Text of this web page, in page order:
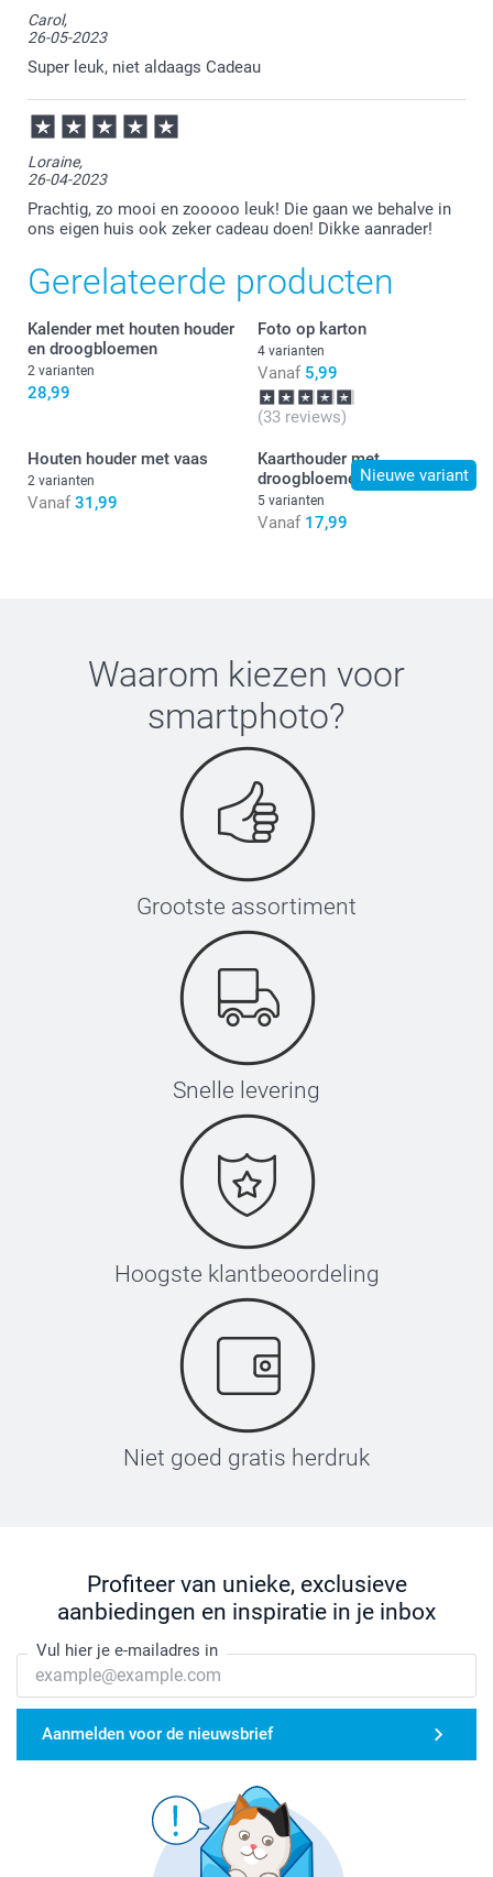
Carol,
26-05-2023
Super leuk, niet aldaags Cadeau
Loraine,
26-04-2023
Prachtig, zo mooi en zooooo leuk! Die gaan we behalve in
ons eigen huis ook zeker cadeau doen! Dikke aanrader!
Gerelateerde producten
Kalender met houten houder
en droogbloemen
2 varianten
28,99
Foto op karton
4 varianten
Vanaf 5,99
(33 reviews)
Houten houder met vaas
2 varianten
Vanaf 31,99
Nieuwe variant
Kaarthouder met
droogbloemen
5 varianten
Vanaf 17,99
Waarom kiezen voor
smartphoto?
Grootste assortiment
Snelle levering
Hoogste klantbeoordeling
Niet goed gratis herdruk
Profiteer van unieke, exclusieve
aanbiedingen en inspiratie in je inbox
Vul hier je e-mailadres in
Aanmelden voor de nieuwsbrief